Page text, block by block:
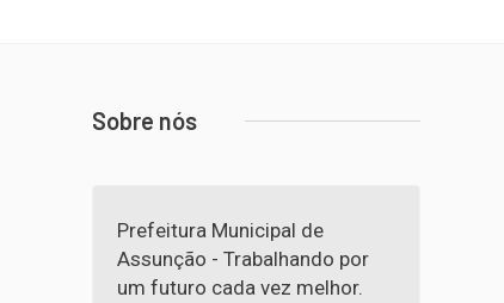
Sobre nós
Prefeitura Municipal de
Assunção - Trabalhando por
um futuro cada vez melhor.